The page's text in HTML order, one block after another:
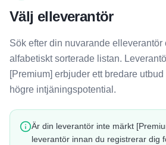
Välj elleverantör
Sök efter din nuvarande elleverantör
alfabetiskt sorterade listan.
[Premium] erbjuder ett bredare
högre intjäningspotential.
Är din leverantör inte märkt
leverantör innan du registrerar dig